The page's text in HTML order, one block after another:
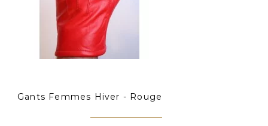
Gants Femmes Hiver - Rouge